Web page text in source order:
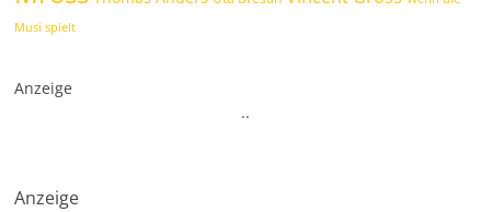
Musi spielt
Anzeige
..
Anzeige